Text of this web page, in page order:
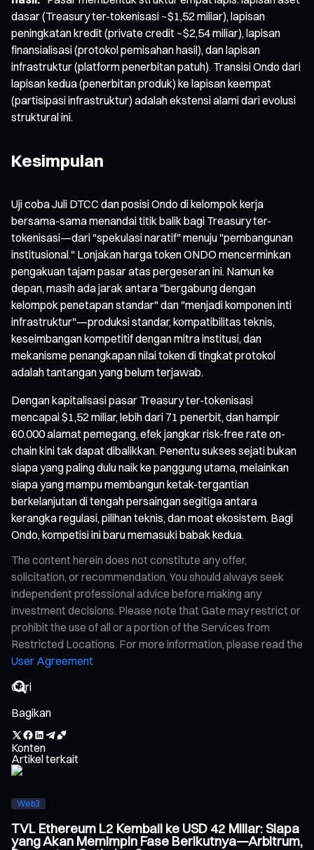
dasar (Treasury ter-tokenisasi ~$1,52 miliar), lapisan
peningkatan kredit (private credit ~$2,54 miliar), lapisan
finansialisasi (protokol pemisahan hasil), dan lapisan
infrastruktur (platform penerbitan patuh). Transisi Ondo dari
lapisan kedua (penerbitan produk) ke lapisan keempat
(partisipasi infrastruktur) adalah ekstensi alami dari evolusi
struktural ini.
Kesimpulan
Uji coba Juli DTCC dan posisi Ondo di kelompok kerja
bersama-sama menandai titik balik bagi Treasury ter-
tokenisasi—dari "spekulasi naratif" menuju "pembangunan
institusional." Lonjakan harga token ONDO mencerminkan
pengakuan tajam pasar atas pergeseran ini. Namun ke
depan, masih ada jarak antara "bergabung dengan
kelompok penetapan standar" dan "menjadi komponen inti
infrastruktur"—produksi standar, kompatibilitas teknis,
keseimbangan kompetitif dengan mitra institusi, dan
mekanisme penangkapan nilai token di tingkat protokol
adalah tantangan yang belum terjawab.
Dengan kapitalisasi pasar Treasury ter-tokenisasi
mencapai $1,52 miliar, lebih dari 71 penerbit, dan hampir
60.000 alamat pemegang, efek jangkar risk-free rate on-
chain kini tak dapat dibalikkan. Penentu sukses sejati bukan
siapa yang paling dulu naik ke panggung utama, melainkan
siapa yang mampu membangun ketak-tergantian
berkelanjutan di tengah persaingan segitiga antara
kerangka regulasi, pilihan teknis, dan moat ekosistem. Bagi
Ondo, kompetisi ini baru memasuki babak kedua.
The content herein does not constitute any offer,
solicitation, or recommendation. You should always seek
independent professional advice before making any
investment decisions. Please note that Gate may restrict or
prohibit the use of all or a portion of the Services from
Restricted Locations. For more information, please read the
User Agreement
Bagikan
Konten
Artikel terkait
Web3
TVL Ethereum L2 Kembali ke USD 42 Miliar: Siapa
yang Akan Memimpin Fase Berikutnya—Arbitrum,